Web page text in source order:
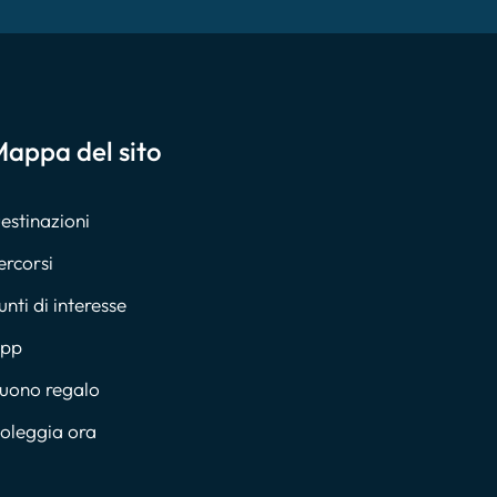
del sito
di interesse
regalo
ora